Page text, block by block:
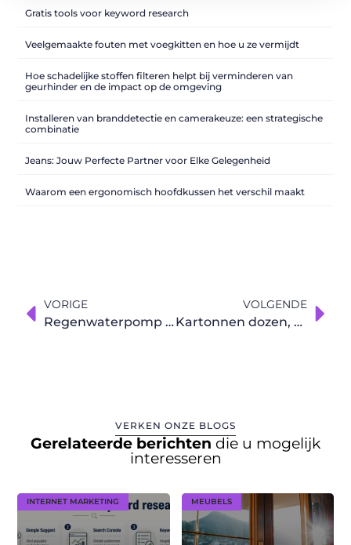
Gratis tools voor keyword research
Veelgemaakte fouten met voegkitten en hoe u ze vermijdt
Hoe schadelijke stoffen filteren helpt bij verminderen van
geurhinder en de impact op de omgeving
Installeren van branddetectie en camerakeuze: een strategische
combinatie
Jeans: Jouw Perfecte Partner voor Elke Gelegenheid
Waarom een ergonomisch hoofdkussen het verschil maakt
VORIGE
Regenwaterpomp en toebehoren
VOLGENDE
Kartonnen dozen, het verpakkingsmateriaal voor uw producten!
VERKEN ONZE BLOGS
Gerelateerde berichten die u mogelijk
interesseren
INTERNET MARKETING MEUBELS